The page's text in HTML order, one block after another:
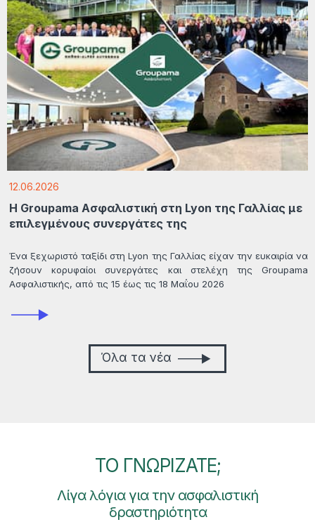
12.06.2026
Η Groupama Ασφαλιστική στη Lyon της Γαλλίας με
επιλεγμένους συνεργάτες της
Ένα ξεχωριστό ταξίδι στη Lyon της Γαλλίας είχαν την ευκαιρία να
ζήσουν κορυφαίοι συνεργάτες και στελέχη της Groupama
Ασφαλιστικής, από τις 15 έως τις 18 Μαΐου 2026
Όλα τα νέα
TO ΓΝΩΡΙΖΑΤΕ;
Λίγα λόγια για την ασφαλιστική
δραστηριότητα